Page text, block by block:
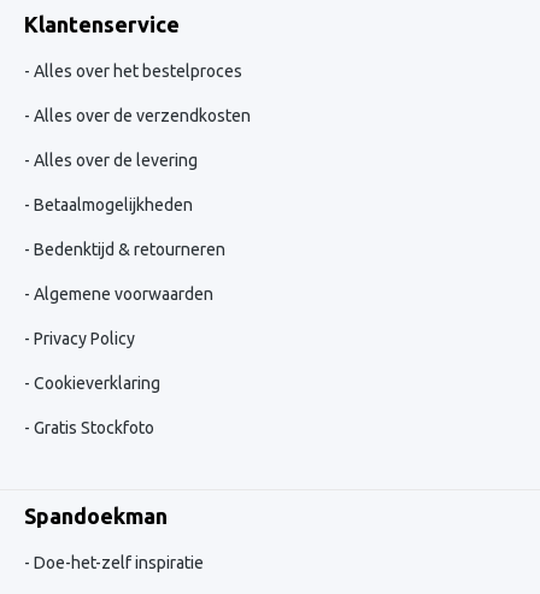
Klantenservice
Alles over het bestelproces
Alles over de verzendkosten
Alles over de levering
Betaalmogelijkheden
Bedenktijd & retourneren
Algemene voorwaarden
Privacy Policy
Cookieverklaring
Gratis Stockfoto
Spandoekman
Doe-het-zelf inspiratie